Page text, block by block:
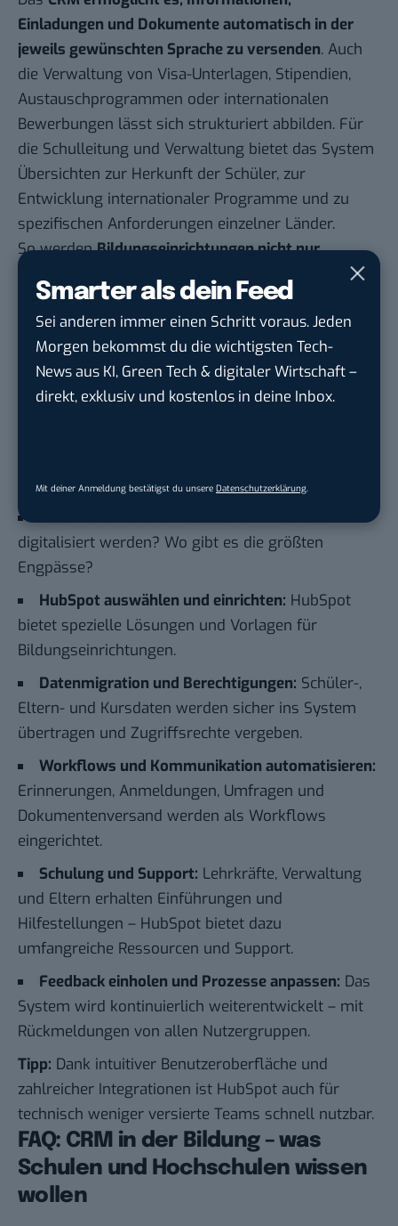
Smarter als dein Feed
Sei anderen immer einen Schritt voraus. Jeden
Morgen bekommst du die wichtigsten Tech-
News aus KI, Green Tech & digitaler Wirtschaft –
direkt, exklusiv und kostenlos in deine Inbox.
Mit deiner Anmeldung bestätigst du unsere Datenschutzerklärung
Einladungen und Dokumente automatisch in der
jeweils gewünschten Sprache zu versenden. Auch
die Verwaltung von Visa-Unterlagen, Stipendien,
Austauschprogrammen oder internationalen
Bewerbungen lässt sich strukturiert abbilden. Für
die Schulleitung und Verwaltung bietet das System
Übersichten zur Herkunft der Schüler, zur
Entwicklung internationaler Programme und zu
spezifischen Anforderungen einzelner Länder.
So werdenBildungseinrichtungen nicht nur
internationale Schüler, Studierende und
Kooperationspartner – und können ihre Angebote
weltweit flexibel ausbauen.
HubSpot in der Praxis:
Implementierung und Einführung
Schritten:
Bedarfe klären und Ziele setzen:Was soll
digitalisiert werden? Wo gibt es die größten
Engpässe?
HubSpot auswählen und einrichten: HubSpot
bietet spezielle Lösungen und Vorlagen für
Bildungseinrichtungen.
Datenmigration und Berechtigungen: Schüler-,
Eltern- und Kursdaten werden sicher ins System
übertragen und Zugriffsrechte vergeben.
Workflows und Kommunikation automatisieren:
Erinnerungen, Anmeldungen, Umfragen und
Dokumentenversand werden als Workflows
eingerichtet.
Schulung und Support: Lehrkräfte, Verwaltung
und Eltern erhalten Einführungen und
Hilfestellungen – HubSpot bietet dazu
umfangreiche Ressourcen und Support.
Feedback einholen und Prozesse anpassen: Das
System wird kontinuierlich weiterentwickelt – mit
Rückmeldungen von allen Nutzergruppen.
Tipp: Dank intuitiver Benutzeroberfläche und
zahlreicher Integrationen ist HubSpot auch für
technisch weniger versierte Teams schnell nutzbar.
FAQ: CRM in der Bildung – was
Schulen und Hochschulen wissen
wollen